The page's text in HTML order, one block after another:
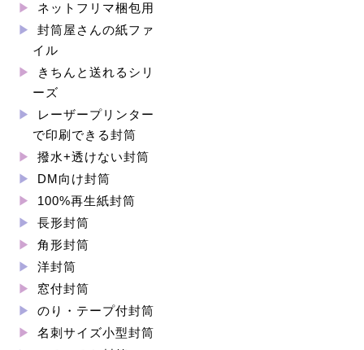
ネットフリマ梱包用
封筒屋さんの紙ファ
イル
きちんと送れるシリ
ーズ
レーザープリンター
で印刷できる封筒
撥水+透けない封筒
DM向け封筒
100%再生紙封筒
長形封筒
角形封筒
洋封筒
窓付封筒
のり・テープ付封筒
名刺サイズ小型封筒